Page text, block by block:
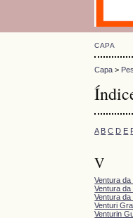
CAPA
Capa >
A B C D E
V
Ventura
Ventura
Ventura
Venturi
Venturin